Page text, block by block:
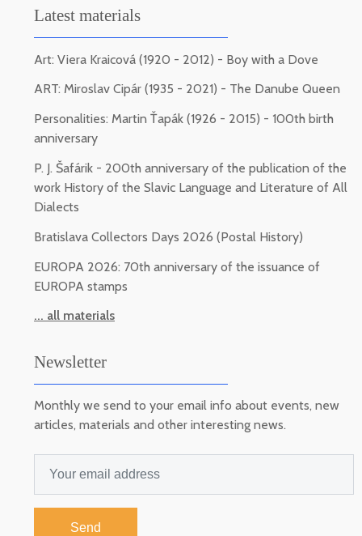
Latest materials
Art: Viera Kraicová (1920 - 2012) - Boy with a Dove
ART: Miroslav Cipár (1935 - 2021) - The Danube Queen
Personalities: Martin Ťapák (1926 - 2015) - 100th birth
anniversary
P. J. Šafárik - 200th anniversary of the publication of the
work History of the Slavic Language and Literature of All
Dialects
Bratislava Collectors Days 2026 (Postal History)
EUROPA 2026: 70th anniversary of the issuance of
EUROPA stamps
... all materials
Newsletter
Monthly we send to your email info about events, new
articles, materials and other interesting news.
Send